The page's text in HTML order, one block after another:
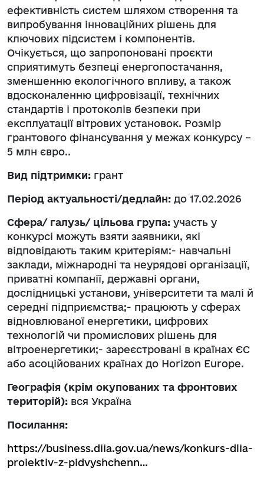
ефективність систем шляхом створення та
випробування інноваційних рішень для
ключових підсистем і компонентів.
Очікується, що запропоновані проєкти
сприятимуть безпеці енергопостачання,
зменшенню екологічного впливу, а також
вдосконаленню цифровізації, технічних
стандартів і протоколів безпеки при
експлуатації вітрових установок. Розмір
грантового фінансування у межах конкурсу –
5 млн євро..
Вид підтримки: грант
Період актуальності/дедлайн: до 17.02.2026
Сфера/ галузь/ цільова група: участь у
конкурсі можуть взяти заявники, які
відповідають таким критеріям:- навчальні
заклади, міжнародні та неурядові організації,
приватні компанії, державні органи,
дослідницькі установи, університети та малі й
середні підприємства;- працюють у сферах
відновлюваної енергетики, цифрових
технологій чи промислових рішень для
вітроенергетики;- зареєстровані в країнах ЄС
або асоційованих країнах до Horizon Europe.
Географія (крім окупованих та фронтових
територій): вся Україна
Посилання:
https://business.diia.gov.ua/news/konkurs-dlia-
proiektiv-z-pidvyshchenn…